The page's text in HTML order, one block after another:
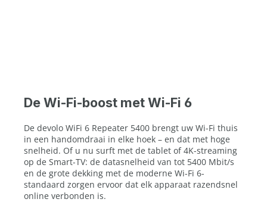
De Wi-Fi-boost met Wi-Fi 6
De devolo WiFi 6 Repeater 5400 brengt uw Wi-Fi thuis
in een handomdraai in elke hoek – en dat met hoge
snelheid. Of u nu surft met de tablet of 4K-streaming
op de Smart-TV: de datasnelheid van tot 5400 Mbit/s
en de grote dekking met de moderne Wi-Fi 6-
standaard zorgen ervoor dat elk apparaat razendsnel
online verbonden is.